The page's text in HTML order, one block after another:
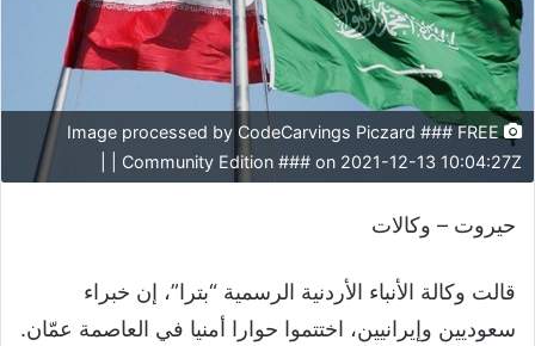
Image processed by CodeCarvings Piczard ### FREE
Community Edition ### on 2021-12-13 10:04:27Z | |
حيروت – وكالات
قالت وكالة الأنباء الأردنية الرسمية “بترا”، إن خبراء
سعوديين وإيرانيين، اختتموا حوارا أمنيا في العاصمة عمّان.